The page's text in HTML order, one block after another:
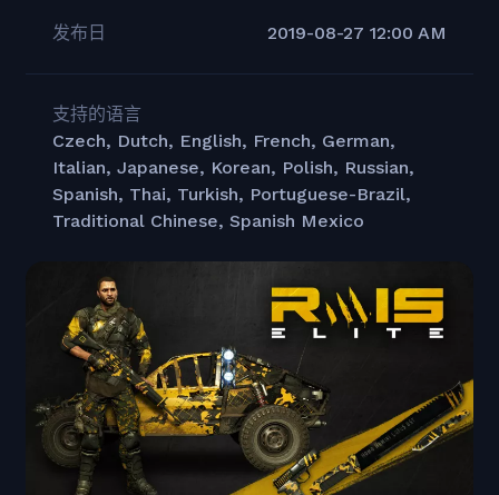
发布日 2019-08-27 12:00 AM
支持的语言
Czech, Dutch, English, French, German,
Italian, Japanese, Korean, Polish, Russian,
Spanish, Thai, Turkish, Portuguese-Brazil,
Traditional Chinese, Spanish Mexico